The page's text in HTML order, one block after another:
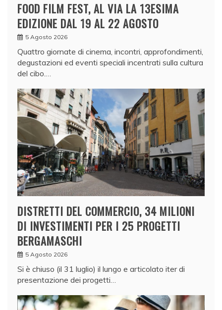
FOOD FILM FEST, AL VIA LA 13ESIMA
EDIZIONE DAL 19 AL 22 AGOSTO
5 Agosto 2026
Quattro giornate di cinema, incontri, approfondimenti,
degustazioni ed eventi speciali incentrati sulla cultura
del cibo.…
DISTRETTI DEL COMMERCIO, 34 MILIONI
DI INVESTIMENTI PER I 25 PROGETTI
BERGAMASCHI
5 Agosto 2026
Si è chiuso (il 31 luglio) il lungo e articolato iter di
presentazione dei progetti…